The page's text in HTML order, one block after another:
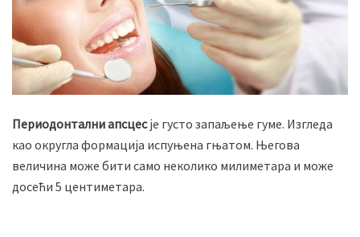
Периодонтални апсцесје густо запаљење гуме. Изгледа
као округла формација испуњена гњатом. Његова
величина може бити само неколико милиметара и може
досећи 5 центиметара.